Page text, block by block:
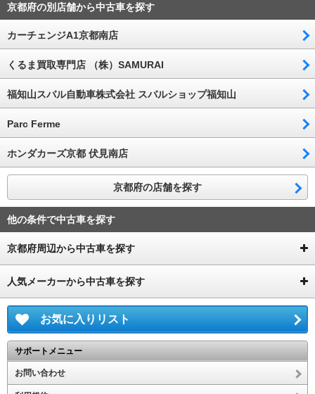
京都府の別店舗から中古車を探す
カーチェンジA1京都南店
くるま買取専門店 （株）SAMURAI
福知山スバル自動車株式会社 スバルショップ福知山
Parc Ferme
ホンダカーズ京都 伏見南店
京都府の店舗を探す
他の条件で中古車を探す
京都府周辺から中古車を探す
人気メーカーから中古車を探す
お気に入りリスト
サポートメニュー
お問い合わせ